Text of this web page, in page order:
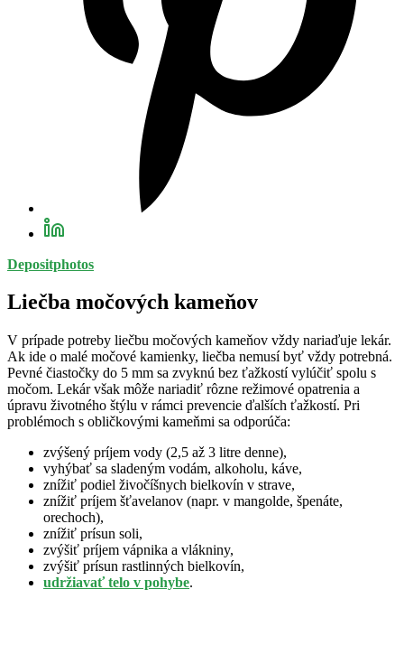
Depositphotos
Liečba močových kameňov
V prípade potreby liečbu močových kameňov vždy nariaďuje lekár.
Ak ide o malé močové kamienky, liečba nemusí byť vždy potrebná.
Pevné čiastočky do 5 mm sa zvyknú bez ťažkostí vylúčiť spolu s
močom. Lekár však môže nariadiť rôzne režimové opatrenia a
úpravu životného štýlu v rámci prevencie ďalších ťažkostí. Pri
problémoch s obličkovými kameňmi sa odporúča:
zvýšený príjem vody (2,5 až 3 litre denne),
vyhýbať sa sladeným vodám, alkoholu, káve,
znížiť podiel živočíšnych bielkovín v strave,
znížiť príjem šťavelanov (napr. v mangolde, špenáte,
orechoch),
znížiť prísun soli,
zvýšiť príjem vápnika a vlákniny,
zvýšiť prísun rastlinných bielkovín,
udržiavať telo v pohybe.